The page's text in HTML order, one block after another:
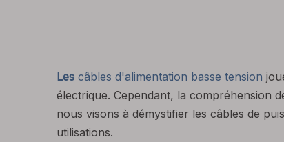
Les câbles d'alimentation basse tension
électrique. Cependant, la compréhension
nous visons à démystifier les câbles de
utilisations.